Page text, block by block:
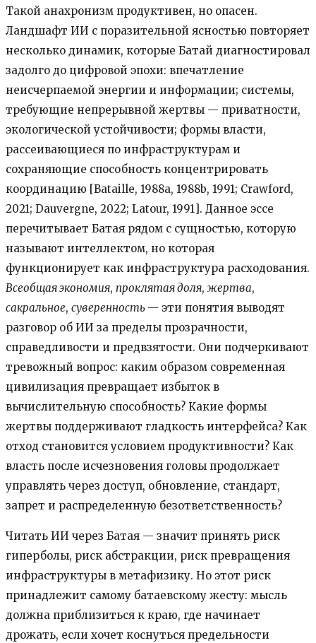
Такой анахронизм продуктивен, но опасен.
Ландшафт ИИ с поразительной ясностью повторяет
несколько динамик, которые Батай диагностировал
задолго до цифровой эпохи: впечатление
неисчерпаемой энергии и информации; системы,
требующие непрерывной жертвы — приватности,
экологической устойчивости; формы власти,
рассеивающиеся по инфраструктурам и
сохраняющие способность концентрировать
координацию [Bataille, 1988a, 1988b, 1991; Crawford,
2021; Dauvergne, 2022; Latour, 1991]. Данное эссе
перечитывает Батая рядом с сущностью, которую
называют интеллектом, но которая
функционирует как инфраструктура расходования.
Всеобщая экономия, проклятая доля, жертва,
сакральное, суверенность — эти понятия выводят
разговор об ИИ за пределы прозрачности,
справедливости и предвзятости. Они подчеркивают
тревожный вопрос: каким образом современная
цивилизация превращает избыток в
вычислительную способность? Какие формы
жертвы поддерживают гладкость интерфейса? Как
отход становится условием продуктивности? Как
власть после исчезновения головы продолжает
управлять через доступ, обновление, стандарт,
запрет и распределенную безответственность?
Читать ИИ через Батая — значит принять риск
гиперболы, риск абстракции, риск превращения
инфраструктуры в метафизику. Но этот риск
принадлежит самому батаевскому жесту: мысль
должна приблизиться к краю, где начинает
дрожать, если хочет коснуться предельности